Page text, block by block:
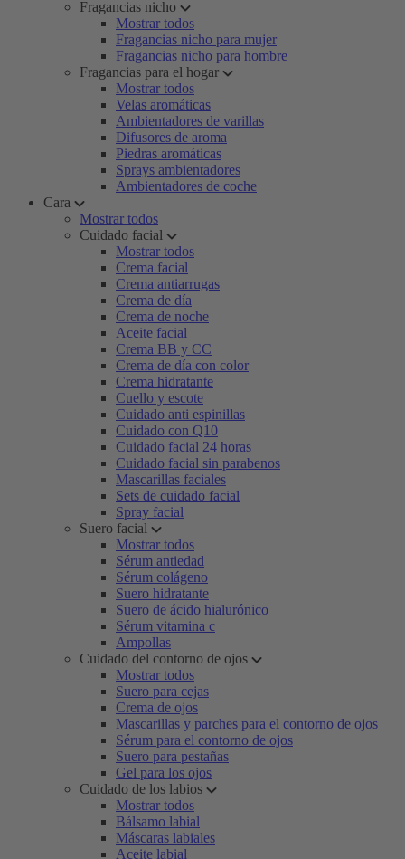
Fragancias nicho
Mostrar todos
Fragancias nicho para mujer
Fragancias nicho para hombre
Fragancias para el hogar
Mostrar todos
Velas aromáticas
Ambientadores de varillas
Difusores de aroma
Piedras aromáticas
Sprays ambientadores
Ambientadores de coche
Cara
Mostrar todos
Cuidado facial
Mostrar todos
Crema facial
Crema antiarrugas
Crema de día
Crema de noche
Aceite facial
Crema BB y CC
Crema de día con color
Crema hidratante
Cuello y escote
Cuidado anti espinillas
Cuidado con Q10
Cuidado facial 24 horas
Cuidado facial sin parabenos
Mascarillas faciales
Sets de cuidado facial
Spray facial
Suero facial
Mostrar todos
Sérum antiedad
Sérum colágeno
Suero hidratante
Suero de ácido hialurónico
Sérum vitamina c
Ampollas
Cuidado del contorno de ojos
Mostrar todos
Suero para cejas
Crema de ojos
Mascarillas y parches para el contorno de ojos
Sérum para el contorno de ojos
Suero para pestañas
Gel para los ojos
Cuidado de los labios
Mostrar todos
Bálsamo labial
Máscaras labiales
Aceite labial